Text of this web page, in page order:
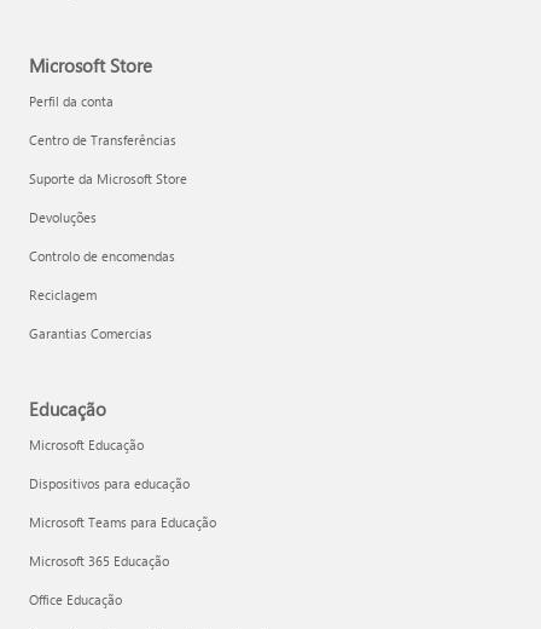
Microsoft Store
Perfil da conta
Centro de Transferências
Suporte da Microsoft Store
Devoluções
Controlo de encomendas
Reciclagem
Garantias Comercias
Educação
Microsoft Educação
Dispositivos para educação
Microsoft Teams para Educação
Microsoft 365 Educação
Office Educação